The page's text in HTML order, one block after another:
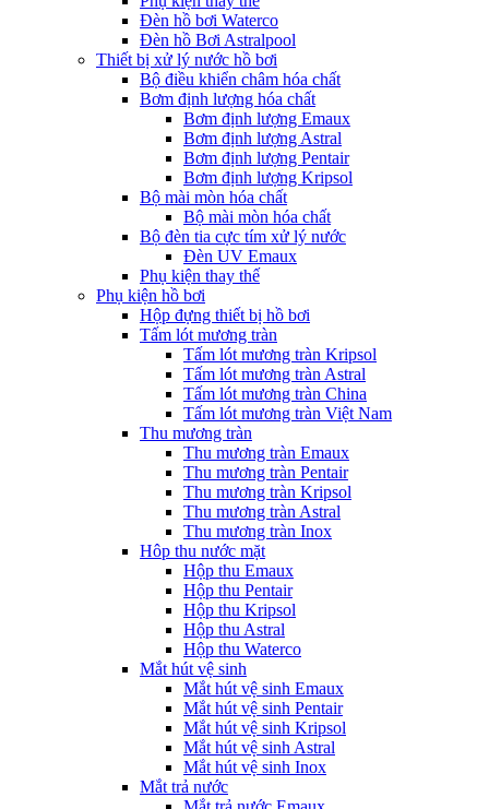
Đèn hồ bơi Waterco
Đèn hồ Bơi Astralpool
Thiết bị xử lý nước hồ bơi
Bộ điều khiển châm hóa chất
Bơm định lượng hóa chất
Bơm định lượng Emaux
Bơm định lượng Astral
Bơm định lượng Pentair
Bơm định lượng Kripsol
Bộ mài mòn hóa chất
Bộ mài mòn hóa chất
Bộ đèn tia cực tím xử lý nước
Đèn UV Emaux
Phụ kiện thay thế
Phụ kiện hồ bơi
Hộp đựng thiết bị hồ bơi
Tấm lót mương tràn
Tấm lót mương tràn Kripsol
Tấm lót mương tràn Astral
Tấm lót mương tràn China
Tấm lót mương tràn Việt Nam
Thu mương tràn
Thu mương tràn Emaux
Thu mương tràn Pentair
Thu mương tràn Kripsol
Thu mương tràn Astral
Thu mương tràn Inox
Hôp thu nước mặt
Hộp thu Emaux
Hộp thu Pentair
Hộp thu Kripsol
Hộp thu Astral
Hộp thu Waterco
Mắt hút vệ sinh
Mắt hút vệ sinh Emaux
Mắt hút vệ sinh Pentair
Mắt hút vệ sinh Kripsol
Mắt hút vệ sinh Astral
Mắt hút vệ sinh Inox
Mắt trả nước